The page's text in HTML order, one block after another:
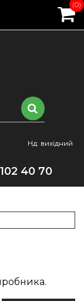
Нд: вихідний
40 70
(0)